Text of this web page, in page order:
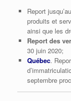
Report
produits et
ainsi que les
Report des
30 juin 2020;
Québec.
septembre